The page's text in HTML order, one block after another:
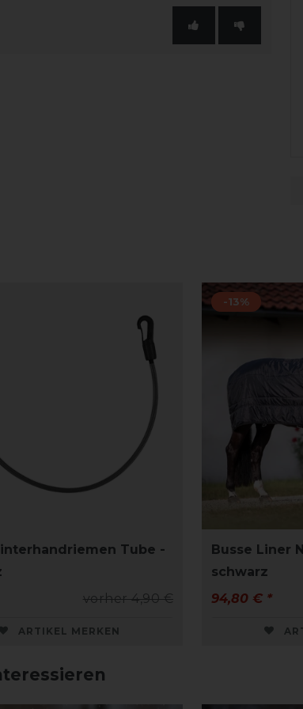
Tube -
vorher 4,90 €
ARTIKEL MERKEN
-13%
Busse Liner
schwarz
94,80 € *